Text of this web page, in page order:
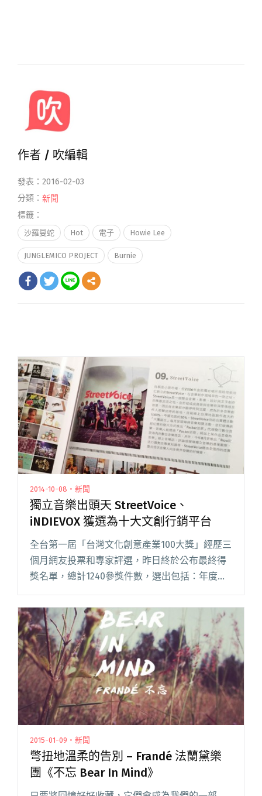
作者 / 吹編輯
發表：2016-02-03
分類： 新聞
標籤：
沙羅曼蛇 Hot 電子 Howie Lee
JUNGLEMICO PROJECT Burnie
2014-10-08・新聞
獨立音樂出頭天 StreetVoice、
iNDIEVOX 獲選為十大文創行銷平台
全台第一屆「台灣文化創意產業100大獎」經歷三
個月網友投票和專家評選，昨日終於公布最終得
獎名單，總計1240參獎件數，選出包括：年度文
創領軍者、年度文創人物、文創企業、文創品
牌、文創園區、文創聚落、文創會展、文創行銷
平台、文創產品獎、年度最閱讀全文 "獨立音樂
出頭天 StreetVoice、iNDIEVOX 獲選為十大文創
行銷平台"
2015-01-09・新聞
彆扭地溫柔的告別 – Frandé 法蘭黛樂
團《不忘 Bear In Mind》